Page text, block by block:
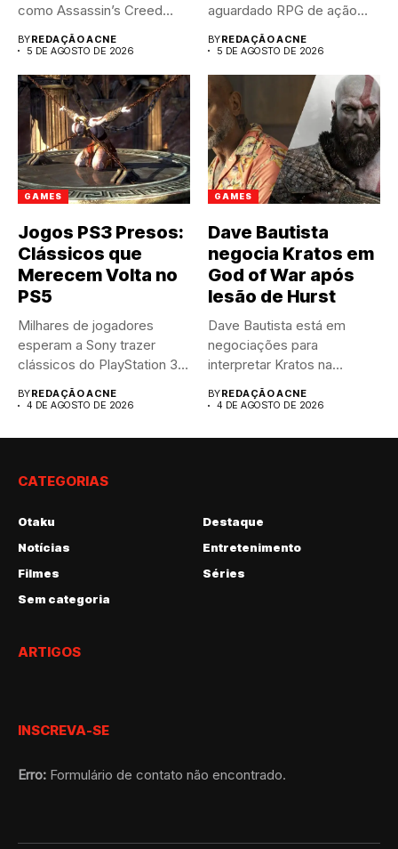
como Assassin’s Creed
BYREDAÇÃO ACNE
5 DE AGOSTO DE 2026
aguardado RPG de ação
BYREDAÇÃO ACNE
5 DE AGOSTO DE 2026
GAMES
Jogos PS3 Presos:
Clássicos que
Merecem Volta no
PS5
Milhares de jogadores
esperam a Sony trazer
clássicos do PlayStation 3
BYREDAÇÃO ACNE
4 DE AGOSTO DE 2026
GAMES
Dave Bautista
negocia Kratos em
God of War após
lesão de Hurst
Dave Bautista está em
negociações para
interpretar Kratos na
aguardada série live-
action...
BYREDAÇÃO ACNE
4 DE AGOSTO DE 2026
CATEGORIAS
Otaku
Destaque
Notícias
Entretenimento
Filmes
Séries
Sem categoria
ARTIGOS
INSCREVA-SE
Erro: Formulário de contato não encontrado.